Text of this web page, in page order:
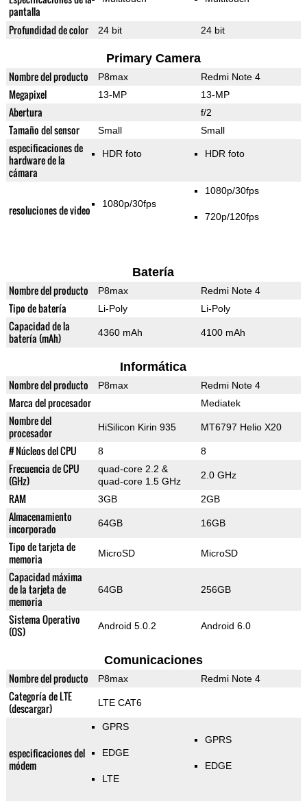
pantalla
Profundidad de color 24 bit 24 bit
Primary Camera
Nombre del producto P8max Redmi Note 4
Megapixel 13-MP 13-MP
Abertura f/2
Tamaño del sensor Small Small
especificaciones de
hardware de la
cámara
HDR foto HDR foto
resoluciones de video 1080p/30fps
1080p/30fps
720p/120fps
Batería
Nombre del producto P8max Redmi Note 4
Tipo de batería Li-Poly Li-Poly
Capacidad de la
batería (mAh)
4360 mAh 4100 mAh
Informática
Nombre del producto P8max Redmi Note 4
Marca del procesador Mediatek
Nombre del
procesador
HiSilicon Kirin 935 MT6797 Helio X20
# Núcleos del CPU 8 8
Frecuencia de CPU
(GHz)
quad-core 2.2 &
quad-core 1.5 GHz
2.0 GHz
RAM 3GB 2GB
Almacenamiento
incorporado
64GB 16GB
Tipo de tarjeta de
memoria
MicroSD MicroSD
Capacidad máxima
de la tarjeta de
memoria
64GB 256GB
Sistema Operativo
(OS)
Android 5.0.2 Android 6.0
Comunicaciones
Nombre del producto P8max Redmi Note 4
Categoría de LTE
(descargar)
LTE CAT6
especificaciones del
módem
GPRS
EDGE
LTE
GPRS
EDGE